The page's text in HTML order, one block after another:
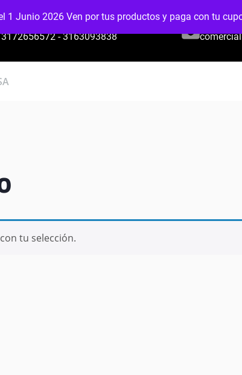
1 Junio 2026 Ven por tus productos y paga con tu
CELULAR O WHATSAPP
3172656572 - 3163093838
EMAIL:
tu selección.